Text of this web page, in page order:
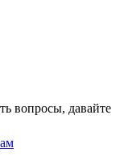
вопросы, давайте